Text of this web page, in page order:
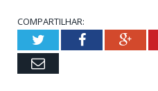
COMPARTILHAR:
TwitterFacebook
Email